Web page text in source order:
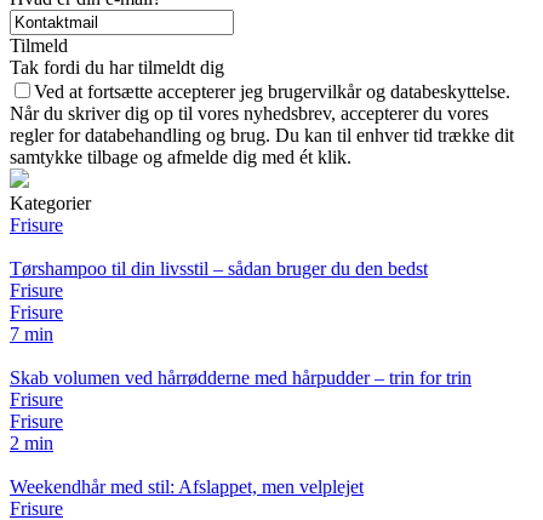
Tilmeld
Tak fordi du har tilmeldt dig
Ved at fortsætte accepterer jeg brugervilkår og databeskyttelse.
Når du skriver dig op til vores nyhedsbrev, accepterer du vores
regler for databehandling og brug. Du kan til enhver tid trække dit
samtykke tilbage og afmelde dig med ét klik.
Kategorier
Frisure
Tørshampoo til din livsstil – sådan bruger du den bedst
Frisure
Frisure
7 min
Skab volumen ved hårrødderne med hårpudder – trin for trin
Frisure
Frisure
2 min
Weekendhår med stil: Afslappet, men velplejet
Frisure